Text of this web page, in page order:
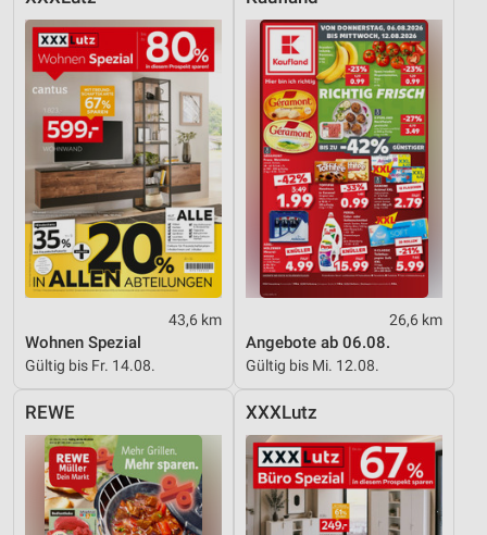
43,6 km
Wohnen Spezial
Gültig bis Fr. 14.08.
26,6 km
Angebote ab 06.08.
Gültig bis Mi. 12.08.
REWE XXXLutz